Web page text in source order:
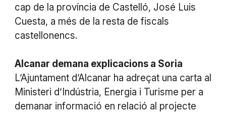
cap de la província de Castelló, José Luis
Cuesta, a més de la resta de fiscals
castellonencs.
Alcanar demana explicacions a Soria
L’Ajuntament d’Alcanar ha adreçat una carta al
Ministeri d’Indústria, Energia i Turisme per a
demanar informació en relació al projecte